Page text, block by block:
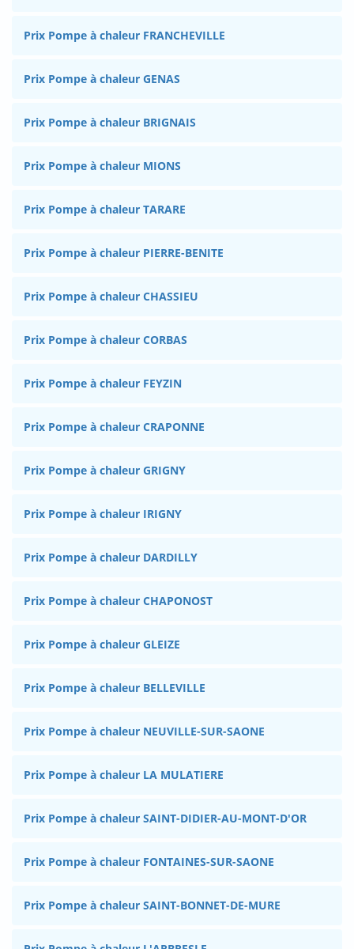
Prix Pompe à chaleur FRANCHEVILLE
Prix Pompe à chaleur GENAS
Prix Pompe à chaleur BRIGNAIS
Prix Pompe à chaleur MIONS
Prix Pompe à chaleur TARARE
Prix Pompe à chaleur PIERRE-BENITE
Prix Pompe à chaleur CHASSIEU
Prix Pompe à chaleur CORBAS
Prix Pompe à chaleur FEYZIN
Prix Pompe à chaleur CRAPONNE
Prix Pompe à chaleur GRIGNY
Prix Pompe à chaleur IRIGNY
Prix Pompe à chaleur DARDILLY
Prix Pompe à chaleur CHAPONOST
Prix Pompe à chaleur GLEIZE
Prix Pompe à chaleur BELLEVILLE
Prix Pompe à chaleur NEUVILLE-SUR-SAONE
Prix Pompe à chaleur LA MULATIERE
Prix Pompe à chaleur SAINT-DIDIER-AU-MONT-D'OR
Prix Pompe à chaleur FONTAINES-SUR-SAONE
Prix Pompe à chaleur SAINT-BONNET-DE-MURE